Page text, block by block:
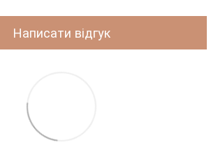
Написати відгук